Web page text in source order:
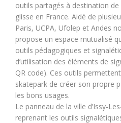
outils partagés à destination de
glisse en France. Aidé de
Paris, UCPA, Ufolep et Andes
propose un espace mutualisé
outils pédagogiques et
d’utilisation des éléments de
QR code). Ces outils
skatepark de créer son propre
les bons usages.
Le panneau de la ville d’Issy-
reprenant les outils